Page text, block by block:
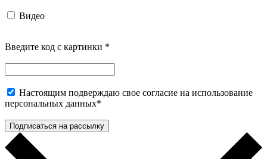
Видео
Введите код с картинки *
Настоящим подверждаю свое согласие на использование
персональных данных*
Подписаться на рассылку